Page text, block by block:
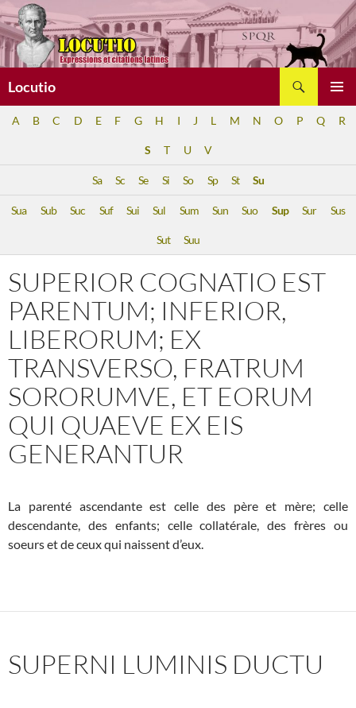
Aller
au
contenu
Locutio
A B C D E F G H I J L M N O P Q R
S T U V
Sa Sc Se Si So Sp St Su
Sua Sub Suc Suf Sui Sul Sum Sun Suo Sup Sur Sus
Sut Suu
SUPERIOR COGNATIO EST
PARENTUM; INFERIOR,
LIBERORUM; EX
TRANSVERSO, FRATRUM
SORORUMVE, ET EORUM
QUI QUAEVE EX EIS
GENERANTUR
La parenté ascendante est celle des père et mère; celle
descendante, des enfants; celle collatérale, des frères ou
soeurs et de ceux qui naissent d’eux.
SUPERNI LUMINIS DUCTU